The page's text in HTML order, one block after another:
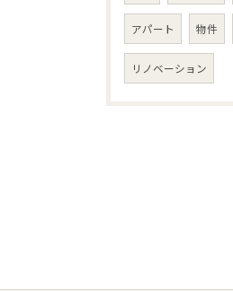
アパート 物件
リノベーション